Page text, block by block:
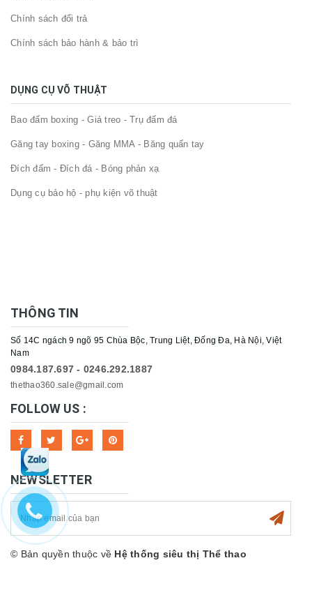
Chính sách đổi trả
Chính sách bảo hành & bảo trì
DỤNG CỤ VÕ THUẬT
Bao đấm boxing - Giá treo - Trụ đấm đá
Găng tay boxing - Găng MMA - Băng quấn tay
Đích đấm - Đích đá - Bóng phản xạ
Dụng cụ bảo hộ - phụ kiện võ thuật
THÔNG TIN
Số 14C ngách 9 ngõ 95 Chùa Bộc, Trung Liệt, Đống Đa, Hà Nội, Việt
Nam
0984.187.697 - 0246.292.1887
thethao360.sale@gmail.com
FOLLOW US :
NEWSLETTER
© Bản quyền thuộc về Hệ thống siêu thị Thể thao